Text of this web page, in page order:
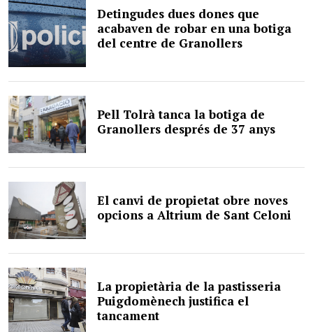
Detingudes dues dones que
acabaven de robar en una botiga
del centre de Granollers
Pell Tolrà tanca la botiga de
Granollers després de 37 anys
El canvi de propietat obre noves
opcions a Altrium de Sant Celoni
La propietària de la pastisseria
Puigdomènech justifica el
tancament